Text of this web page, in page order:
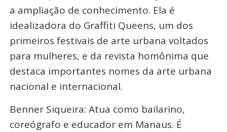
a ampliação de conhecimento. Ela é
idealizadora do Graffiti Queens, um dos
primeiros festivais de arte urbana voltados
para mulheres, e da revista homônima que
destaca importantes nomes da arte urbana
nacional e internacional.
Benner Siqueira: Atua como bailarino,
coreógrafo e educador em Manaus. É